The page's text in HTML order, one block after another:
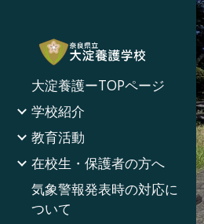
大淀養護ーTOPページ
学校紹介
教育活動
在校生・保護者の方へ
気象警報発表時の対応に
ついて